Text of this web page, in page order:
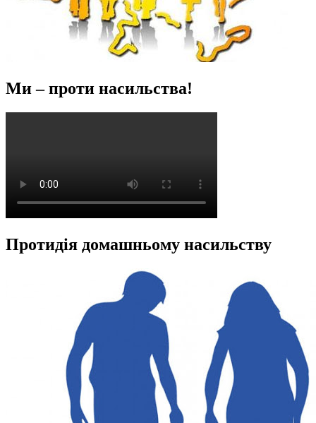
Ми – проти насильства!
Протидія домашньому насильству